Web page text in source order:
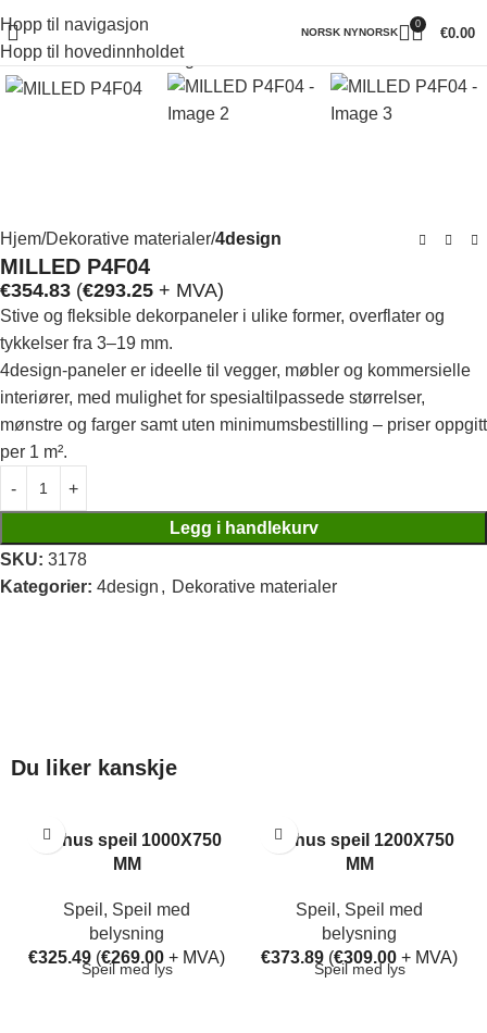
Hopp til navigasjon
Hopp til hovedinnholdet
NORSK NYNORSK
0
€0.00
Klikk for å forstørre
Hjem Dekorative materialer 4design
MILLED P4F04
€354.83 (€293.25 + MVA)
Stive og fleksible dekorpaneler i ulike former, overflater og
tykkelser fra 3–19 mm.
4design-paneler er ideelle til vegger, møbler og kommersielle
interiører, med mulighet for spesialtilpassede størrelser,
mønstre og farger samt uten minimumsbestilling – priser oppgitt
per 1 m².
Legg i handlekurv
SKU: 3178
Kategorier: 4design , Dekorative materialer
Du liker kanskje
Aarhus speil 1000X750
MM
Speil , Speil med
belysning
€325.49 (€269.00 + MVA)
Speil med lys
Aarhus speil 1200X750
MM
Speil , Speil med
belysning
€373.89 (€309.00 + MVA)
Speil med lys